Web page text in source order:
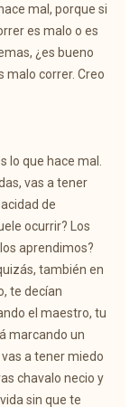
mal, porque si
es malo o es
¿es bueno
malo correr. Creo
lo que hace mal.
vas a tener
de
ocurrir? Los
aprendimos?
también en
te decían
el maestro, tu
marcando un
a tener miedo
chavalo necio y
sin que te